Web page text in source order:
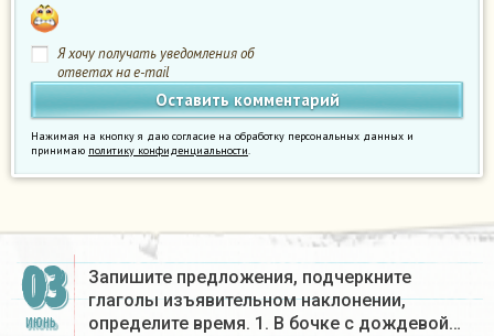
Я хочу получать уведомления об
ответах на e-mail
Нажимая на кнопку я даю согласие на обработку персональных данных и
принимаю политику конфиденциальности.
03
ИЮНЬ
Запишите предложения, подчеркните
глаголы изъявительном наклонении,
определите время. 1. В бочке с дождевой…